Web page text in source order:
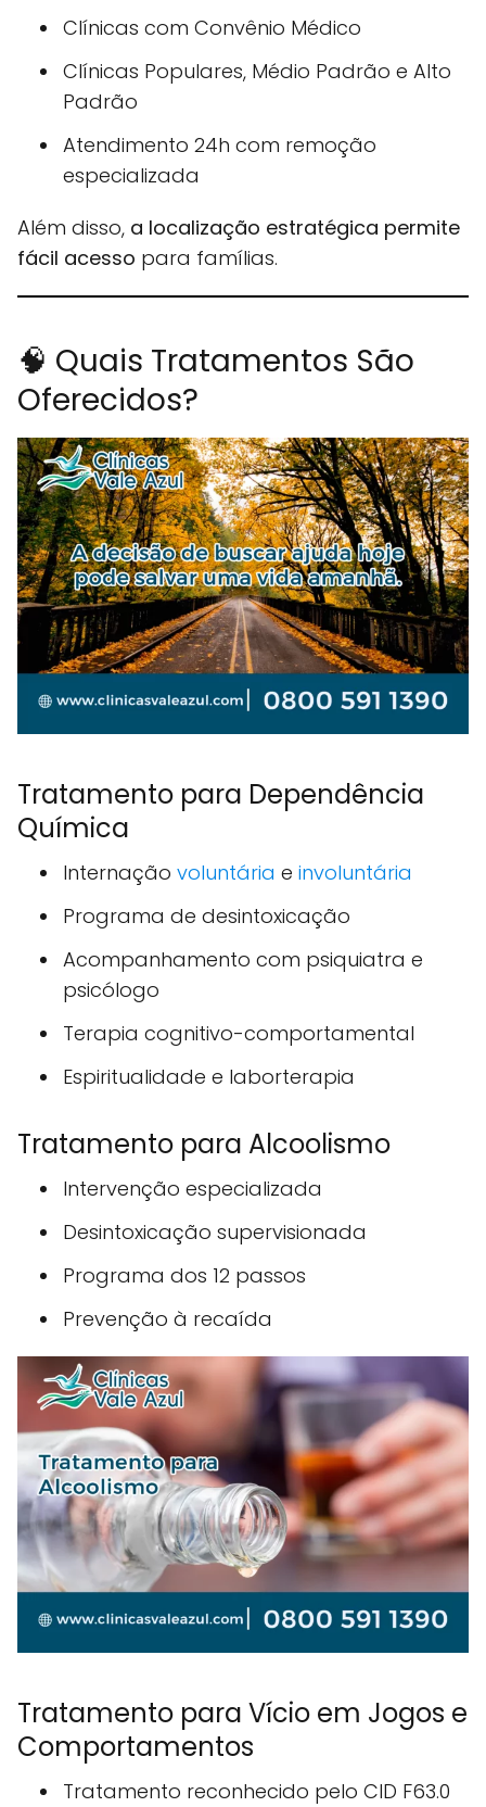
Clínicas com Convênio Médico
Clínicas Populares, Médio Padrão e Alto
Padrão
Atendimento 24h com remoção
especializada
Além disso, a localização estratégica permite
fácil acesso para famílias.
🧠 Quais Tratamentos São
Oferecidos?
Tratamento para Dependência
Química
Internação voluntária e involuntária
Programa de desintoxicação
Acompanhamento com psiquiatra e
psicólogo
Terapia cognitivo-comportamental
Espiritualidade e laborterapia
Tratamento para Alcoolismo
Intervenção especializada
Desintoxicação supervisionada
Programa dos 12 passos
Prevenção à recaída
Tratamento para Vício em Jogos e
Comportamentos
Tratamento reconhecido pelo CID F63.0